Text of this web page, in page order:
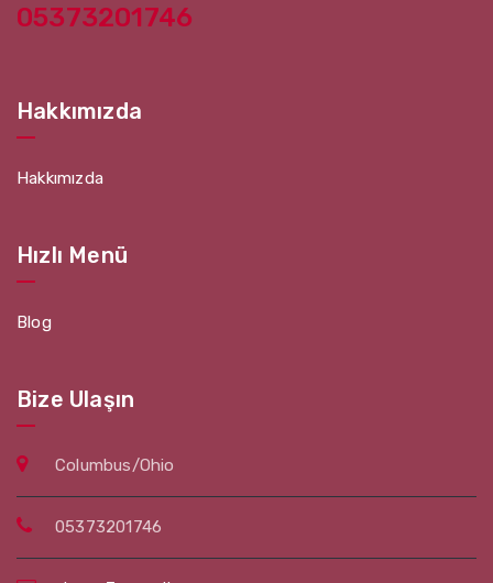
05373201746
Hakkımızda
Hakkımızda
Hızlı Menü
Blog
Bize Ulaşın
Columbus/Ohio
05373201746